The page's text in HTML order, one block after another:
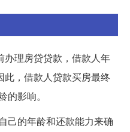
办理房贷贷款，借款人年
此，借款人贷款买房最终
影响。
己的年龄和还款能力来确